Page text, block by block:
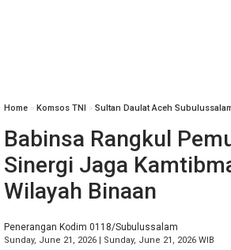
Home » Komsos TNI » Sultan Daulat Aceh
Babinsa Rangkul
Sinergi Jaga
Wilayah Binaan
Penerangan Kodim 0118/Subulussalam
Sunday, June 21, 2026 | Sunday, June 21, 2026 WIB